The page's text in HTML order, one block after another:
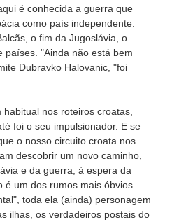
é conhecida a guerra que
como país independente.
o fim da Jugoslávia, o
países. "Ainda não está bem
Dubravko Halovanic, "foi
nos roteiros croatas,
foi o seu impulsionador. E se
o nosso circuito croata nos
descobrir um novo caminho,
e da guerra, à espera da
é um dos rumos mais óbvios
toda ela (ainda) personagem
ilhas, os verdadeiros postais do